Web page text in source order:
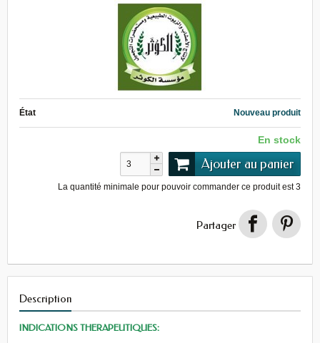
État Nouveau produit
En stock
Ajouter au panier
La quantité minimale pour pouvoir commander ce produit est3
Partager
Description
INDICATIONS THERAPEUTIQUES: